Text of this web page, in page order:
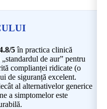
5în practica clinică
de aur” pentru
complianței ridicate (o
de siguranță excelent.
al alternativelor generice
a simptomelor este